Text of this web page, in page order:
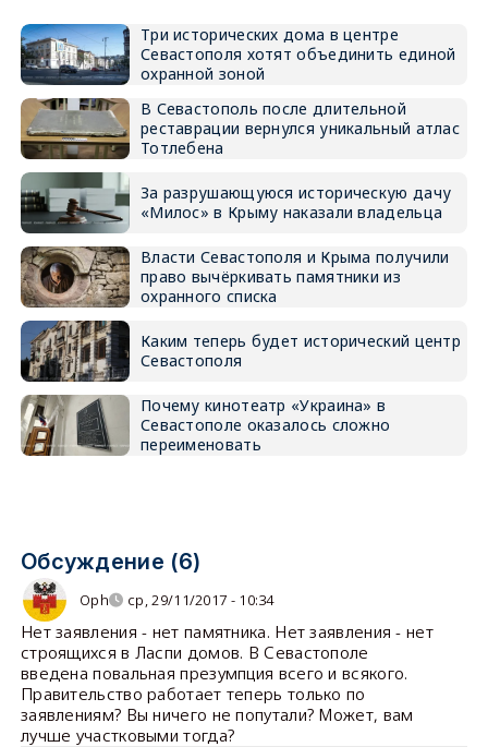
Три исторических дома в центре
Севастополя хотят объединить единой
охранной зоной
В Севастополь после длительной
реставрации вернулся уникальный атлас
Тотлебена
За разрушающуюся историческую дачу
«Милос» в Крыму наказали владельца
Власти Севастополя и Крыма получили
право вычёркивать памятники из
охранного списка
Каким теперь будет исторический центр
Севастополя
Почему кинотеатр «Украина» в
Севастополе оказалось сложно
переименовать
Обсуждение (6)
Oph ср, 29/11/2017 - 10:34
Нет заявления - нет памятника. Нет заявления - нет
строящихся в Ласпи домов. В Севастополе
введена повальная презумпция всего и всякого.
Правительство работает теперь только по
заявлениям? Вы ничего не попутали? Может, вам
лучше участковыми тогда?